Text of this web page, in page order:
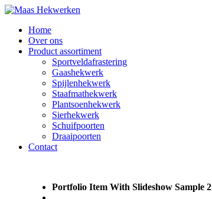
Home
Over ons
Product assortiment
Sportveldafrastering
Gaashekwerk
Spijlenhekwerk
Staafmathekwerk
Plantsoenhekwerk
Sierhekwerk
Schuifpoorten
Draaipoorten
Contact
Portfolio Item With Slideshow Sample 2